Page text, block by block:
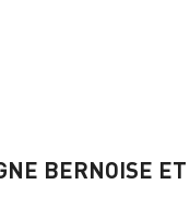
BERNOISE